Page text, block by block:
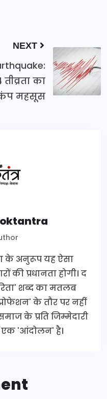
NEXT
का
महसूस
के अनुरूप यह ऐसा
की प्रधानता होगी। द
शब्द का मतलब
के तौर पर नहीं
के प्रति जिम्मेदारी
एक 'आंदोलन' है।